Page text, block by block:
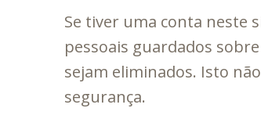
Se tiver uma conta neste
pessoais guardados
sejam eliminados. Isto
segurança.